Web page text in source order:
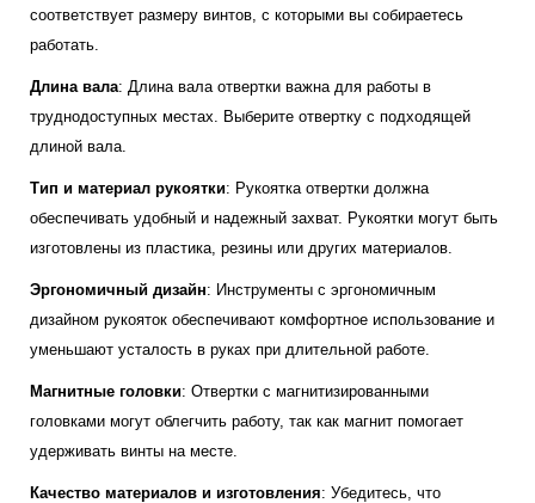
соответствует размеру винтов, с которыми вы собираетесь
работать.
Длина вала: Длина вала отвертки важна для работы в
труднодоступных местах. Выберите отвертку с подходящей
длиной вала.
Тип и материал рукоятки: Рукоятка отвертки должна
обеспечивать удобный и надежный захват. Рукоятки могут быть
изготовлены из пластика, резины или других материалов.
Эргономичный дизайн: Инструменты с эргономичным
дизайном рукояток обеспечивают комфортное использование и
уменьшают усталость в руках при длительной работе.
Магнитные головки: Отвертки с магнитизированными
головками могут облегчить работу, так как магнит помогает
удерживать винты на месте.
Качество материалов и изготовления: Убедитесь, что